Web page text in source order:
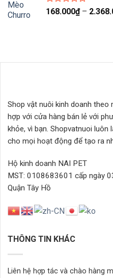
Được
168.000₫ –
Shop vật nuôi kinh doanh
hợp với cửa hàng bán lẻ với
khỏe, vì bạn. Shopvatnuoi luôn
cho mọi hoạt động để tạo ra
Hộ kinh doanh NAI PET
MST: 0108683601 cấp ngày
Quận Tây Hồ
THÔNG TIN KHÁC
Liên hệ hợp tác và chào hàng